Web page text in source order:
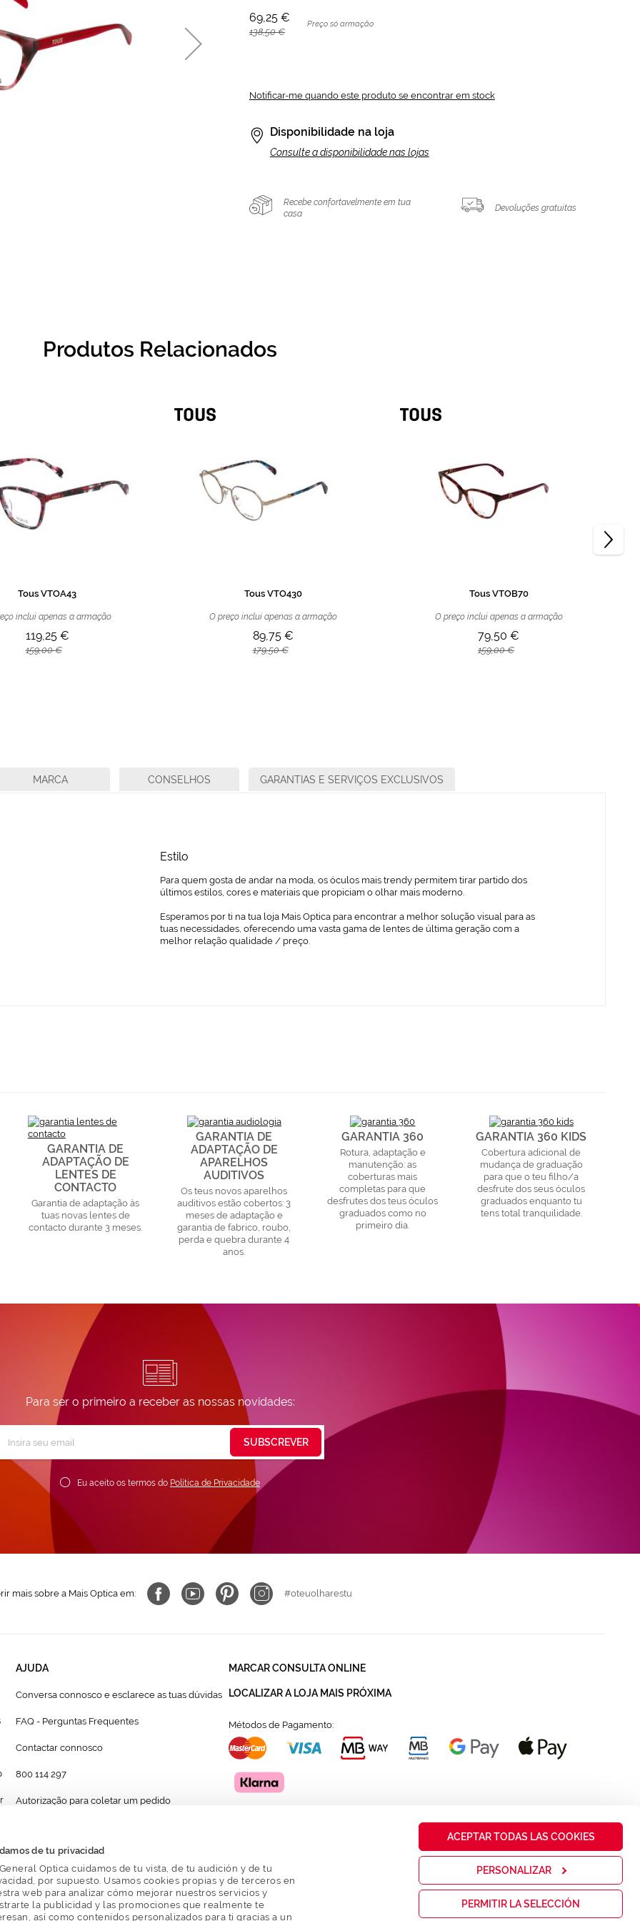
de tu privacidad
Optica cuidamos de tu vista, de tu audición y de tu
por supuesto. Usamos cookies propias y de terceros en
web para analizar cómo mejorar nuestros servicios y
la publicidad y las promociones que realmente te
así como contenidos personalizados para ti gracias a un
ACEPTAR TODAS LAS COOKIES
PERSONALIZAR
PERMITIR LA SELECCIÓN
69,25 €
138,50 €
Preço só armação
Notificar-me quando este produto se encontrar em stock
Disponibilidade na loja
Consulte a disponibilidade nas lojas
Recebe confortavelmente em tua
casa
Devoluções gratuitas
Produtos Relacionados
Tous VTOA43
inclui apenas a armação
119,25 €
159,00 €
Tous VTO430
O preço inclui apenas a armação
89,75 €
179,50 €
Tous VTOB70
O preço inclui apenas a armação
79,50 €
159,00 €
Estilo
Para quem gosta de andar na moda, os óculos mais trendy permitem tirar partido dos
últimos estilos, cores e materiais que propiciam o olhar mais moderno.
Esperamos por ti na tua loja Mais Optica para encontrar a melhor solução visual para as
tuas necessidades, oferecendo uma vasta gama de lentes de última geração com a
melhor relação qualidade / preço.
MARCA CONSELHOS GARANTIAS E SERVIÇOS EXCLUSIVOS
GARANTIA DE
ADAPTAÇÃO DE
LENTES DE
CONTACTO
Garantia de adaptação às
tuas novas lentes de
contacto durante 3 meses.
GARANTIA DE
ADAPTAÇÃO DE
APARELHOS
AUDITIVOS
Os teus novos aparelhos
auditivos estão cobertos: 3
meses de adaptação e
garantia de fabrico, roubo,
perda e quebra durante 4
anos.
GARANTIA 360
Rotura, adaptação e
manutenção: as
coberturas mais
completas para que
desfrutes dos teus óculos
graduados como no
primeiro dia.
GARANTIA 360 KIDS
Cobertura adicional de
mudança de graduação
para que o teu filho/a
desfrute dos seus óculos
graduados enquanto tu
tens total tranquilidade.
Para ser o primeiro a receber as nossas novidades:
Newsletter:
Eu aceito os termos do Política de Privacidade
SUBSCREVER
mais sobre a Mais Optica em: #oteuolharestu
AJUDA
Conversa connosco e esclarece as tuas dúvidas
FAQ - Perguntas Frequentes
Contactar connosco
800 114 297
Autorização para coletar um pedido
MARCAR CONSULTA ONLINE
LOCALIZAR A LOJA MAIS PRÓXIMA
Métodos de Pagamento: